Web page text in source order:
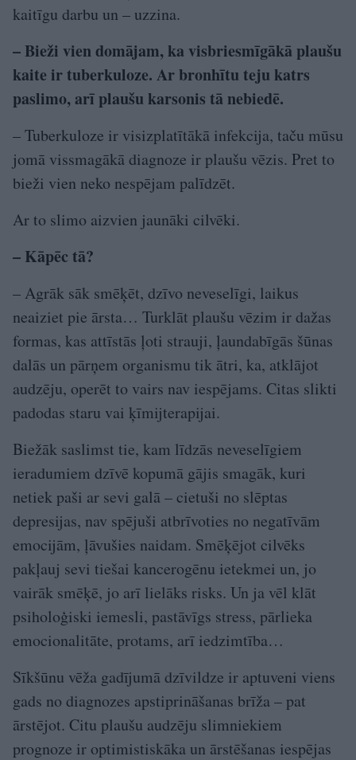
kaitīgu darbu un – uzzina.
– Bieži vien domājam, ka visbriesmīgākā plaušu
kaite ir tuberkuloze. Ar bronhītu teju katrs
paslimo, arī plaušu karsonis tā nebiedē.
– Tuberkuloze ir visizplatītākā infekcija, taču mūsu
jomā vissmagākā diagnoze ir plaušu vēzis. Pret to
bieži vien neko nespējam palīdzēt.
Ar to slimo aizvien jaunāki cilvēki.
– Kāpēc tā?
– Agrāk sāk smēķēt, dzīvo neveselīgi, laikus
neaiziet pie ārsta… Turklāt plaušu vēzim ir dažas
formas, kas attīstās ļoti strauji, ļaundabīgās šūnas
dalās un pārņem organismu tik ātri, ka, atklājot
audzēju, operēt to vairs nav iespējams. Citas slikti
padodas staru vai ķīmijterapijai.
Biežāk saslimst tie, kam līdzās neveselīgiem
ieradumiem dzīvē kopumā gājis smagāk, kuri
netiek paši ar sevi galā – cietuši no slēptas
depresijas, nav spējuši atbrīvoties no negatīvām
emocijām, ļāvušies naidam. Smēķējot cilvēks
pakļauj sevi tiešai kancerogēnu ietekmei un, jo
vairāk smēķē, jo arī lielāks risks. Un ja vēl klāt
psiholoģiski iemesli, pastāvīgs stress, pārlieka
emocionalitāte, protams, arī iedzimtība…
Sīkšūnu vēža gadījumā dzīvildze ir aptuveni viens
gads no diagnozes apstiprināšanas brīža – pat
ārstējot. Citu plaušu audzēju slimniekiem
prognoze ir optimistiskāka un ārstēšanas iespējas